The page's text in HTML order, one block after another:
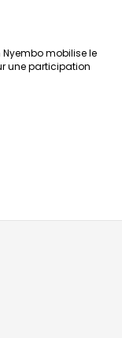
Nyembo mobilise le
une participation